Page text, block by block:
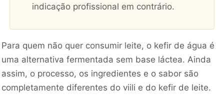
indicação profissional em contrário.
Para quem não quer consumir leite, o kefir de água é
uma alternativa fermentada sem base láctea. Ainda
assim, o processo, os ingredientes e o sabor são
completamente diferentes do viili e do kefir de leite.